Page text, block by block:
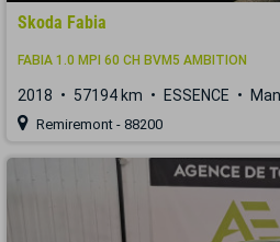
Skoda Fabia
FABIA 1.0 MPI 60 CH BVM5 AMBITION
2018 57194 km ESSENCE
Remiremont - 88200